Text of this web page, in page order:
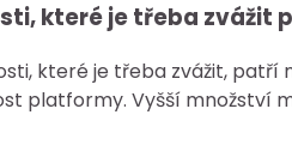
které je třeba zvážit
které je třeba zvážit, patří
platformy. Vyšší množství